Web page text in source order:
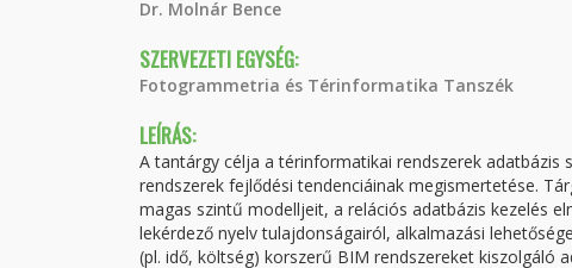
Dr. Molnár Bence
SZERVEZETI EGYSÉG:
Fotogrammetria és Térinformatika Tanszék
LEÍRÁS:
A tantárgy célja a térinformatikai rendszerek adatbázis
rendszerek fejlődési tendenciáinak megismertetése.
magas szintű modelljeit, a relációs adatbázis kezelés
lekérdező nyelv tulajdonságairól, alkalmazási
(pl. idő, költség) korszerű BIM rendszereket kiszolgáló